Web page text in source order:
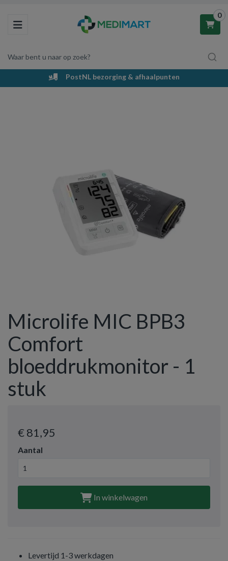
Toggle navigation
Waar bent u naar op zoek?
0
Winkelwagen
PostNL bezorging & afhaalpunten
Microlife MIC BPB3
Comfort
bloeddrukmonitor - 1
stuk
€ 81,95
Aantal
In winkelwagen
Levertijd 1-3 werkdagen